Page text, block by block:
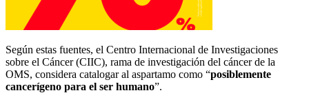
Según estas fuentes, el Centro Internacional de Investigaciones
sobre el Cáncer (CIIC), rama de investigación del cáncer de la
OMS, considera catalogar al aspartamo como “posiblemente
cancerígeno para el ser humano”.